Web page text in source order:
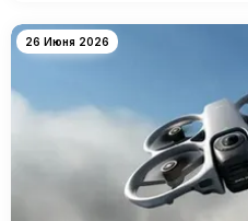
масштабным обновлением
26 Июня 2026